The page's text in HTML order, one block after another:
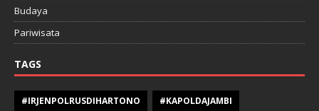
Budaya
Pariwisata
TAGS
#IRJENPOLRUSDIHARTONO #KAPOLDAJAMBI